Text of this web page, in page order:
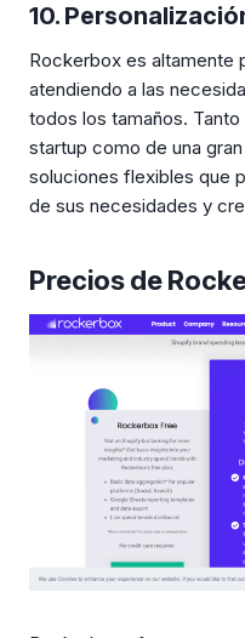
10.
Rockerbox es altamente
atendiendo a las
todos los tamaños.
startup como de una
soluciones flexibles que
de sus necesidades y
Precios de